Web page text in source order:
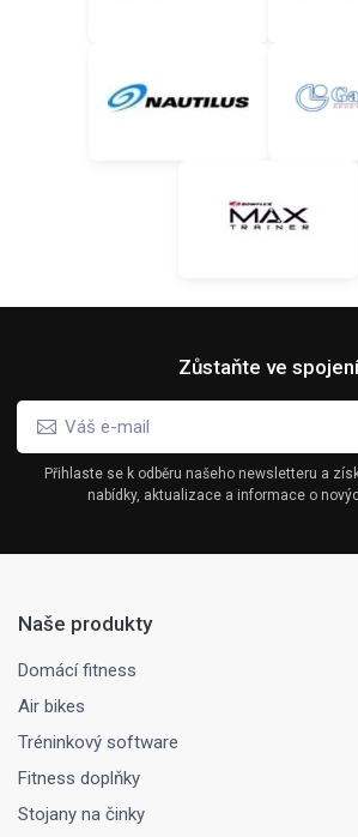
Zůstaňte ve spojení
Přihlaste se k odběru našeho newsletteru a
nabídky, aktualizace a informace o
Naše produkty
Domácí fitness
Air bikes
Tréninkový software
Fitness doplňky
Stojany na činky